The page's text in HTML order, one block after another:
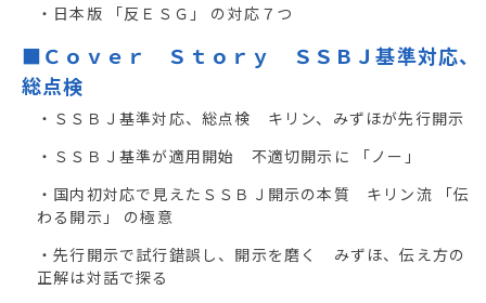
・日本版 「反ＥＳＧ」 の対応７つ
■Ｃｏｖｅｒ Ｓｔｏｒｙ ＳＳＢＪ基準対応、
総点検
・ＳＳＢＪ基準対応、総点検 キリン、みずほが先行開示
・ＳＳＢＪ基準が適用開始 不適切開示に 「ノー」
・国内初対応で見えたＳＳＢＪ開示の本質 キリン流 「伝
わる開示」 の極意
・先行開示で試行錯誤し、開示を磨く みずほ、伝え方の
正解は対話で探る